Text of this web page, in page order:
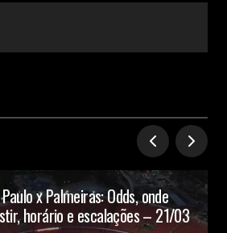
x Palmeiras: Odds, onde
horário e escalações – 21/03